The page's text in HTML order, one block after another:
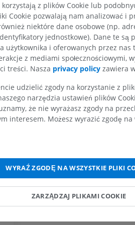
Koń – nadgarstek
TK
PREMIUM
Koń – Miologia
PREMIUM
Koń - Palec
RM
Koń – palec i kopyto
Ilustracje
Koń – głowa
z plików Cookie lub
Cookie pozwalają nam analizować i
niektóre dane osobowe (np.
jednostkowe). Dane te są
użytkownika i oferowanych przez nas
z mediami społecznościowymi,
treści. Nasza privacy policy zawiera
udzielić zgody na korzystanie z
narzędzia ustawień plików
że nie wyrażasz zgody na
interesem. Możesz wyrazić zgodę
WYRAŹ ZGODĘ NA WSZYSTKIE PLIKI
ZARZĄDZAJ PLIKAMI COOKIE